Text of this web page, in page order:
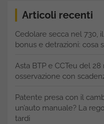
Articoli recenti
Cedolare secca nel 730,
bonus e detrazioni: cosa
Asta BTP e CCTeu del
osservazione con
Patente presa con il
un’auto manuale? La
tardi